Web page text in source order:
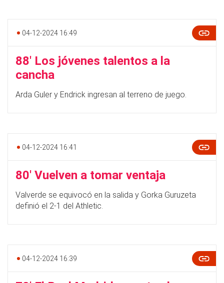
04-12-2024 16:49
88' Los jóvenes talentos a la
cancha
Arda Guler y Endrick ingresan al terreno de juego.
04-12-2024 16:41
80' Vuelven a tomar ventaja
Valverde se equivocó en la salida y Gorka Guruzeta
definió el 2-1 del Athletic.
04-12-2024 16:39